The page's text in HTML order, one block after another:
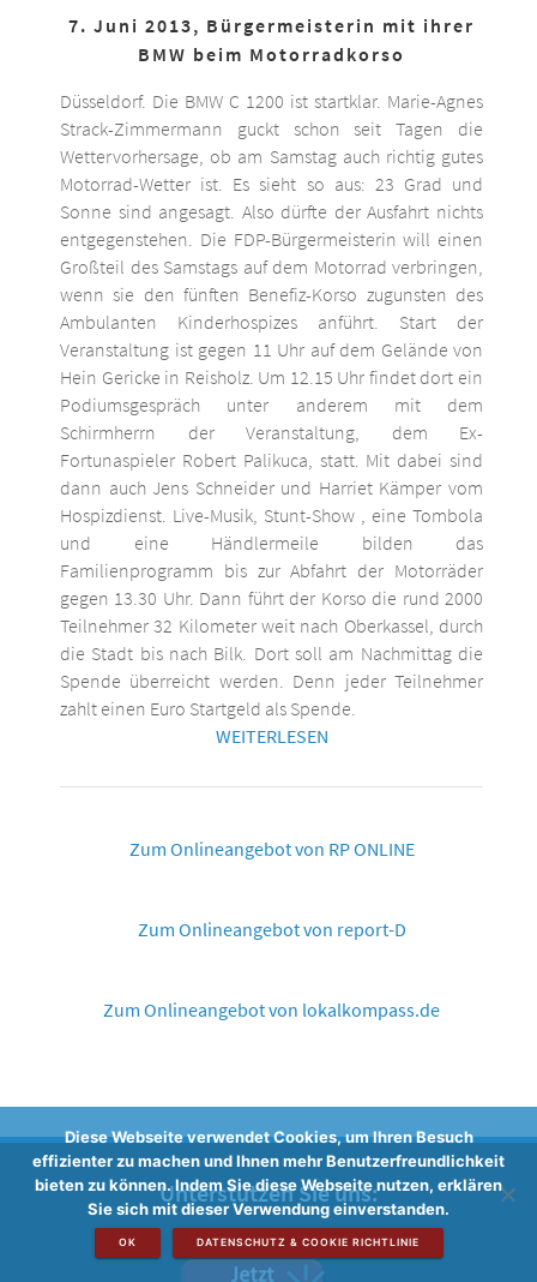
7. Juni 2013, Bürgermeisterin mit ihrer
BMW beim Motorradkorso
Düsseldorf. Die BMW C 1200 ist startklar. Marie-Agnes
Strack-Zimmermann guckt schon seit Tagen die
Wettervorhersage, ob am Samstag auch richtig gutes
Motorrad-Wetter ist. Es sieht so aus: 23 Grad und
Sonne sind angesagt. Also dürfte der Ausfahrt nichts
entgegenstehen. Die FDP-Bürgermeisterin will einen
Großteil des Samstags auf dem Motorrad verbringen,
wenn sie den fünften Benefiz-Korso zugunsten des
Ambulanten Kinderhospizes anführt. Start der
Veranstaltung ist gegen 11 Uhr auf dem Gelände von
Hein Gericke in Reisholz. Um 12.15 Uhr findet dort ein
Podiumsgespräch unter anderem mit dem
Schirmherrn der Veranstaltung, dem Ex-
Fortunaspieler Robert Palikuca, statt. Mit dabei sind
dann auch Jens Schneider und Harriet Kämper vom
Hospizdienst. Live-Musik, Stunt-Show , eine Tombola
und eine Händlermeile bilden das
Familienprogramm bis zur Abfahrt der Motorräder
gegen 13.30 Uhr. Dann führt der Korso die rund 2000
Teilnehmer 32 Kilometer weit nach Oberkassel, durch
die Stadt bis nach Bilk. Dort soll am Nachmittag die
Spende überreicht werden. Denn jeder Teilnehmer
zahlt einen Euro Startgeld als Spende.
WEITERLESEN
Zum Onlineangebot von RP ONLINE
Zum Onlineangebot von report-D
Zum Onlineangebot von lokalkompass.de
Unterstützen Sie uns:
Diese Webseite verwendet Cookies, um Ihren Besuch
effizienter zu machen und Ihnen mehr Benutzerfreundlichkeit
bieten zu können. Indem Sie diese Webseite nutzen, erklären
Sie sich mit dieser Verwendung einverstanden.
OK DATENSCHUTZ & COOKIE RICHTLINIE